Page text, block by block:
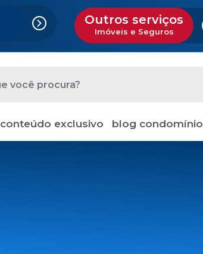
Outros serviços
Imóveis e Seguros
conteúdo exclusivo blog condomínio